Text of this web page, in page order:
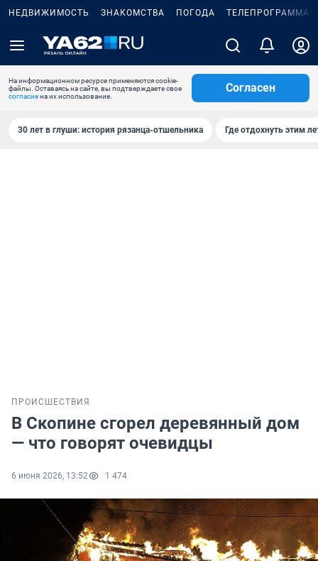
НЕДВИЖИМОСТЬ ЗНАКОМСТВА ПОГОДА ТЕЛЕПРОГРАММА
На информационном ресурсе применяются cookie-
файлы. Оставаясь на сайте, вы подтверждаете свое
согласиена их использование.
Согласен
30 лет в глуши: история рязанца-отшельника Где отдохнуть этим
ПРОИСШЕСТВИЯ
В Скопине сгорел деревянный дом
— что говорят очевидцы
6 июня 2026, 13:52 1 474